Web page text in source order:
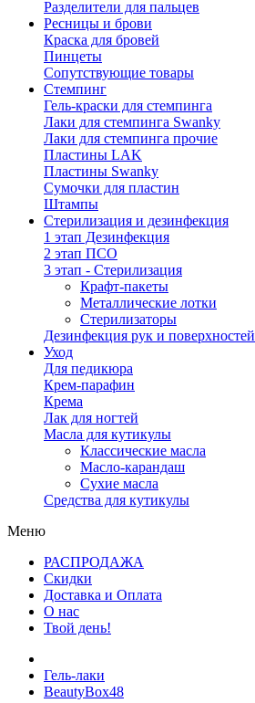
Разделители для пальцев
Ресницы и брови
Краска для бровей
Пинцеты
Сопутствующие товары
Стемпинг
Гель-краски для стемпинга
Лаки для стемпинга Swanky
Лаки для стемпинга прочие
Пластины LAK
Пластины Swanky
Сумочки для пластин
Штампы
Стерилизация и дезинфекция
1 этап Дезинфекция
2 этап ПСО
3 этап - Стерилизация
Крафт-пакеты
Металлические лотки
Стерилизаторы
Дезинфекция рук и поверхностей
Уход
Для педикюра
Крем-парафин
Крема
Лак для ногтей
Масла для кутикулы
Классические масла
Масло-карандаш
Сухие масла
Средства для кутикулы
Меню
РАСПРОДАЖА
Скидки
Доставка и Оплата
О нас
Твой день!
Гель-лаки
BeautyBox48